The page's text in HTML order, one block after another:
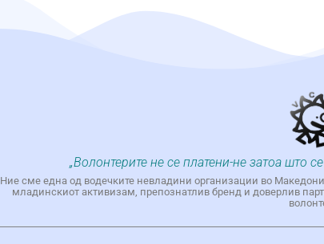
„Волонтерите не се платени-не затоа што
Ние сме една од водечките невладини организации во
младинскиот активизам, препознатлив бренд и доверлив